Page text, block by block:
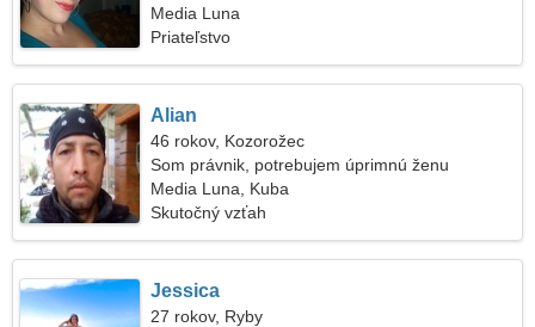
Media Luna
Priateľstvo
Alian
46 rokov, Kozorožec
Som právnik, potrebujem úprimnú ženu
Media Luna, Kuba
Skutočný vzťah
Jessica
27 rokov, Ryby